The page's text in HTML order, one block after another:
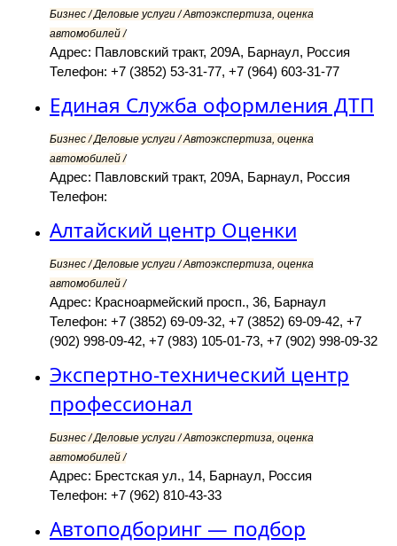
Бизнес / Деловые услуги / Автоэкспертиза, оценка
автомобилей /
Адрес: Павловский тракт, 209А, Барнаул, Россия
Телефон: +7 (3852) 53-31-77, +7 (964) 603-31-77
Единая Служба оформления ДТП
Бизнес / Деловые услуги / Автоэкспертиза, оценка
автомобилей /
Адрес: Павловский тракт, 209А, Барнаул, Россия
Телефон:
Алтайский центр Оценки
Бизнес / Деловые услуги / Автоэкспертиза, оценка
автомобилей /
Адрес: Красноармейский просп., 36, Барнаул
Телефон: +7 (3852) 69-09-32, +7 (3852) 69-09-42, +7
(902) 998-09-42, +7 (983) 105-01-73, +7 (902) 998-09-32
Экспертно-технический центр
профессионал
Бизнес / Деловые услуги / Автоэкспертиза, оценка
автомобилей /
Адрес: Брестская ул., 14, Барнаул, Россия
Телефон: +7 (962) 810-43-33
Автоподборинг — подбор